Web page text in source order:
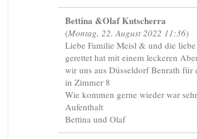
Bettina &Olaf Kutscherra
(Montag, 22. August 2022 11:36)
Liebe Familie Meisl & und die liebe
gerettet hat mit einem leckeren
wir uns aus Düsseldorf Benrath für
in Zimmer 8
Wie kommen gerne wieder war
Aufenthalt
Bettina und Olaf